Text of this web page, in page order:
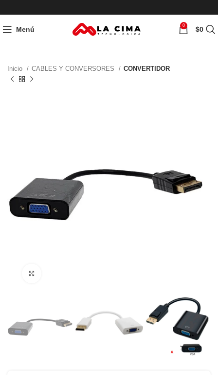
Menú 0 $0
Inicio CABLES Y CONVERSORES CONVERTIDOR